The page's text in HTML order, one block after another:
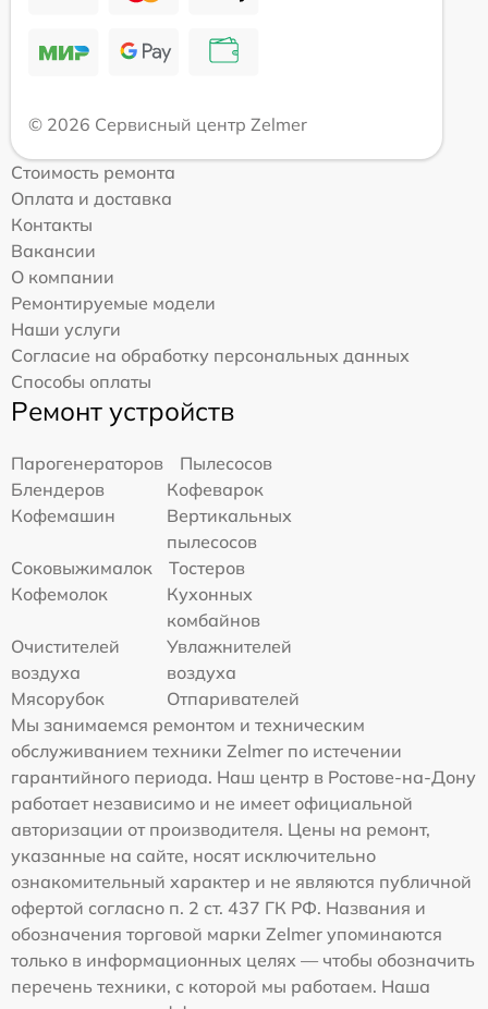
© 2026 Сервисный центр Zelmer
Стоимость ремонта
Оплата и доставка
Контакты
Вакансии
О компании
Ремонтируемые модели
Наши услуги
Согласие на обработку персональных данных
Способы оплаты
Ремонт устройств
Парогенераторов
Пылесосов
Блендеров
Кофеварок
Кофемашин
Вертикальных
пылесосов
Соковыжималок
Тостеров
Кофемолок
Кухонных
комбайнов
Очистителей
воздуха
Увлажнителей
воздуха
Мясорубок
Отпаривателей
Мы занимаемся ремонтом и техническим
обслуживанием техники Zelmer по истечении
гарантийного периода. Наш центр в Ростове-на-Дону
работает независимо и не имеет официальной
авторизации от производителя. Цены на ремонт,
указанные на сайте, носят исключительно
ознакомительный характер и не являются публичной
офертой согласно п. 2 ст. 437 ГК РФ. Названия и
обозначения торговой марки Zelmer упоминаются
только в информационных целях — чтобы обозначить
перечень техники, с которой мы работаем. Наша